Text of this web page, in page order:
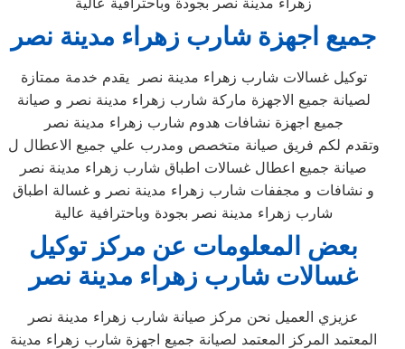
جميع اجهزة شارب زهراء مدينة نصر
توكيل غسالات شارب زهراء مدينة نصر يقدم خدمة ممتازة
لصيانة جميع الاجهزة ماركة شارب زهراء مدينة نصر و صيانة
جميع اجهزة نشافات هدوم شارب زهراء مدينة نصر
وتقدم لكم فريق صيانة متخصص ومدرب علي جميع الاعطال ل
صيانة جميع اعطال غسالات اطباق شارب زهراء مدينة نصر
و نشافات و مجففات شارب زهراء مدينة نصر و غسالة اطباق
شارب زهراء مدينة نصر بجودة وباحترافية عالية
بعض المعلومات عن مركز توكيل
غسالات شارب زهراء مدينة نصر
عزيزي العميل نحن مركز صيانة شارب زهراء مدينة نصر
المعتمد المركز المعتمد لصيانة جميع اجهزة شارب زهراء مدينة